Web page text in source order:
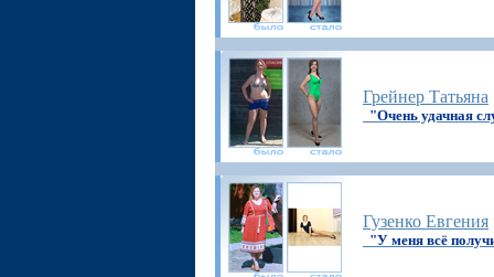
Грейнер Татьяна
"Очень удачная
Гузенко Евгения
"У меня всё